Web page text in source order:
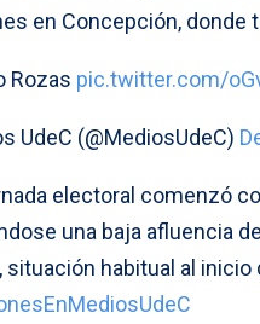
en Concepción,
Rozas pic.twitter.com/
UdeC (@MediosUdeC)
electoral comenzó
una baja afluencia
situación habitual al inicio